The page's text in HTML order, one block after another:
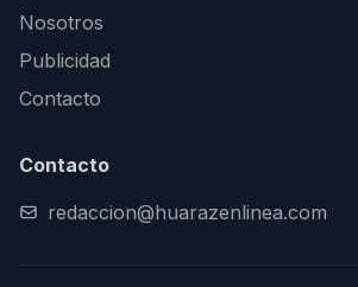
Nosotros
Publicidad
Contacto
Contacto
redaccion@huarazenlinea.com